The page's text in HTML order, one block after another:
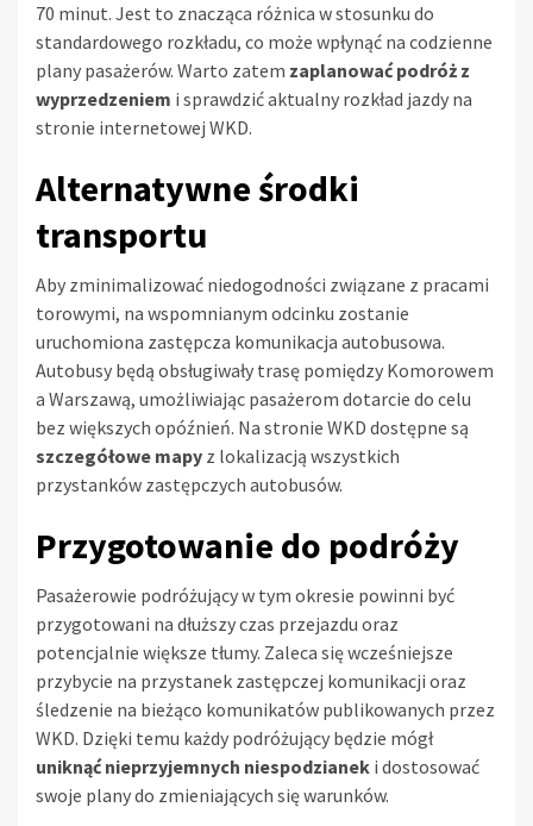
70 minut. Jest to znacząca różnica w stosunku do
standardowego rozkładu, co może wpłynąć na codzienne
plany pasażerów. Warto zatem zaplanować podróż z
wyprzedzeniem i sprawdzić aktualny rozkład jazdy na
stronie internetowej WKD.
Alternatywne środki
transportu
Aby zminimalizować niedogodności związane z pracami
torowymi, na wspomnianym odcinku zostanie
uruchomiona zastępcza komunikacja autobusowa.
Autobusy będą obsługiwały trasę pomiędzy Komorowem
a Warszawą, umożliwiając pasażerom dotarcie do celu
bez większych opóźnień. Na stronie WKD dostępne są
szczegółowe mapy z lokalizacją wszystkich
przystanków zastępczych autobusów.
Przygotowanie do podróży
Pasażerowie podróżujący w tym okresie powinni być
przygotowani na dłuższy czas przejazdu oraz
potencjalnie większe tłumy. Zaleca się wcześniejsze
przybycie na przystanek zastępczej komunikacji oraz
śledzenie na bieżąco komunikatów publikowanych przez
WKD. Dzięki temu każdy podróżujący będzie mógł
uniknąć nieprzyjemnych niespodzianek i dostosować
swoje plany do zmieniających się warunków.